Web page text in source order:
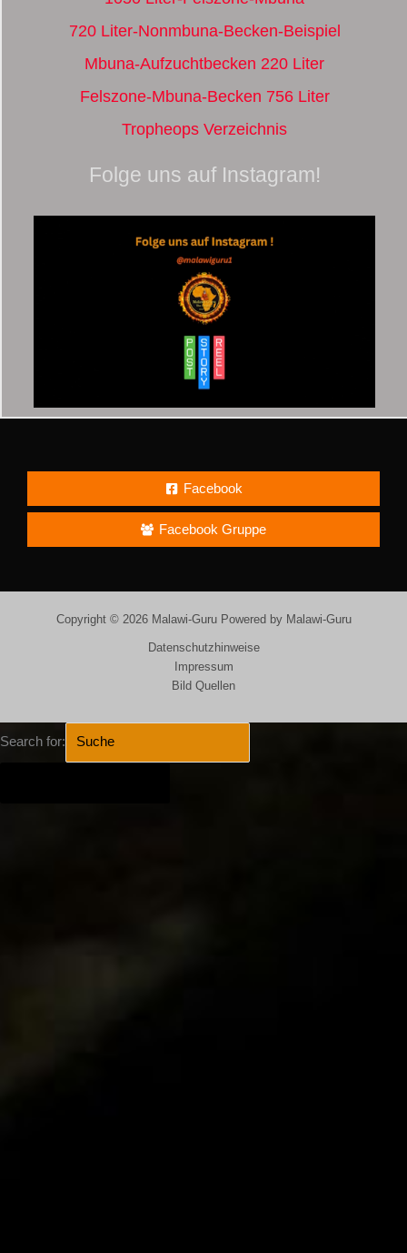
720 Liter-Nonmbuna-Becken-Beispiel
Mbuna-Aufzuchtbecken 220 Liter
Felszone-Mbuna-Becken 756 Liter
Tropheops Verzeichnis
Folge uns auf Instagram!
Facebook
Facebook Gruppe
Copyright © 2026 Malawi-Guru Powered by Malawi-Guru
Datenschutzhinweise
Impressum
Bild Quellen
Search for: